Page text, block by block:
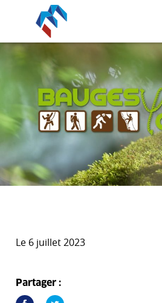
Le 6 juillet 2023
Partager :